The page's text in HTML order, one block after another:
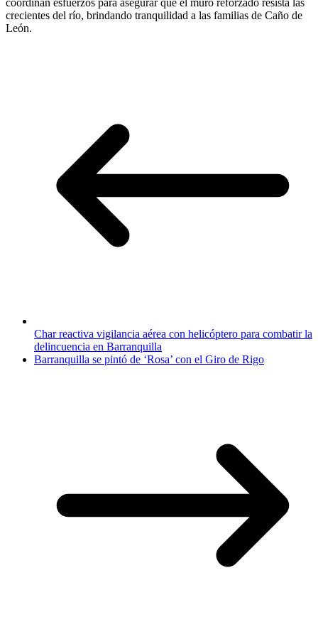
coordinan esfuerzos para asegurar que el muro reforzado resista las
crecientes del río, brindando tranquilidad a las familias de Caño de
León.
Char reactiva vigilancia aérea con helicóptero para combatir la
delincuencia en Barranquilla
Barranquilla se pintó de ‘Rosa’ con el Giro de Rigo